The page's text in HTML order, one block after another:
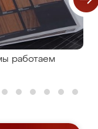
работаем